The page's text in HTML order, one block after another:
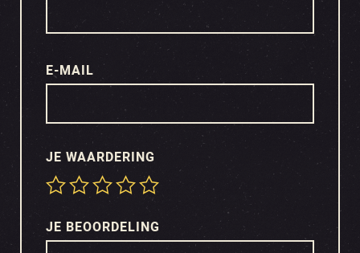
JE WAARDERING
JE BEOORDELING
E-MAIL